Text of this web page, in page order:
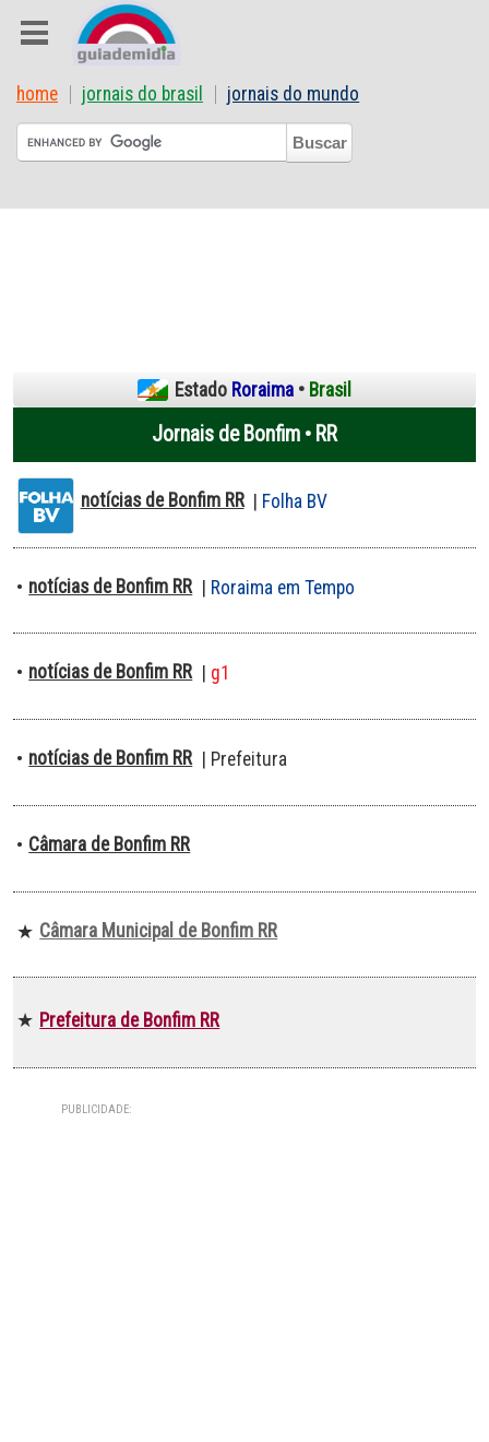
home jornais do brasil jornais do mundo
Estado Roraima • Brasil
Jornais de Bonfim • RR
notícias de Bonfim RR | Folha BV
• notícias de Bonfim RR | Roraima em Tempo
• notícias de Bonfim RR | g1
• notícias de Bonfim RR | Prefeitura
• Câmara de Bonfim RR
★ Câmara Municipal de Bonfim RR
★ Prefeitura de Bonfim RR
PUBLICIDADE: